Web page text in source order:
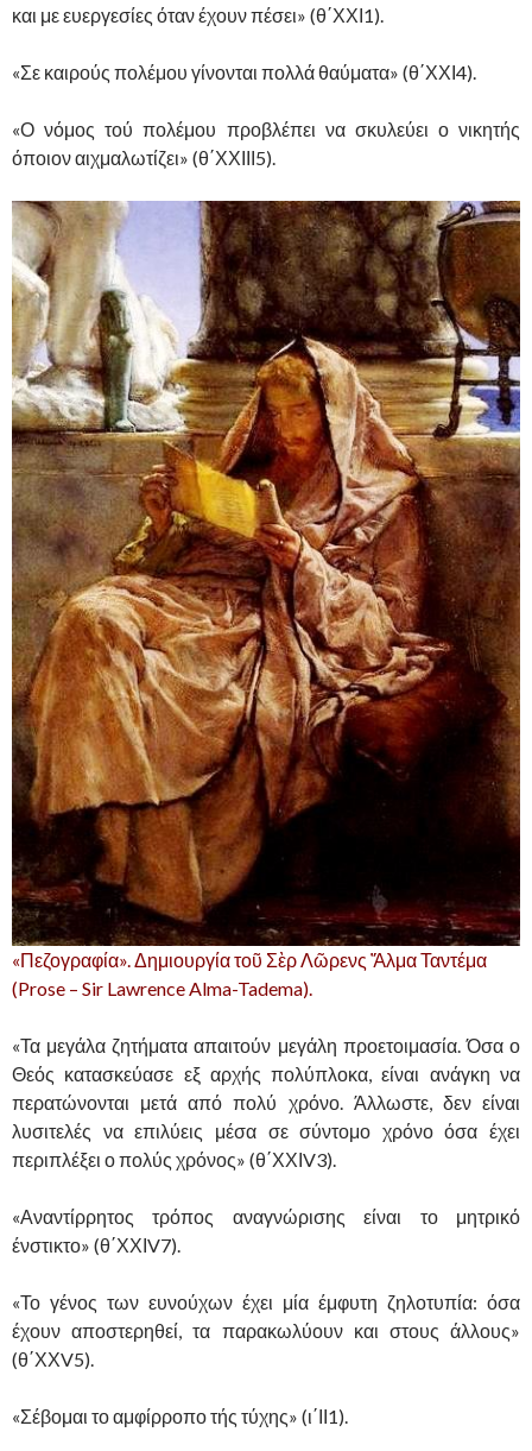
και με ευεργεσίες όταν έχουν πέσει» (θ΄ΧΧΙ1).
«Σε καιρούς πολέμου γίνονται πολλά θαύματα» (θ΄ΧΧΙ4).
«Ο νόμος τού πολέμου προβλέπει να σκυλεύει ο νικητής
όποιον αιχμαλωτίζει» (θ΄ΧΧΙΙΙ5).
«Πεζογραφία». Δημιουργία τοῦ Σὲρ Λῶρενς Ἄλμα Ταντέμα
(Prose – Sir Lawrence Alma-Tadema).
«Τα μεγάλα ζητήματα απαιτούν μεγάλη προετοιμασία. Όσα ο
Θεός κατασκεύασε εξ αρχής πολύπλοκα, είναι ανάγκη να
περατώνονται μετά από πολύ χρόνο. Άλλωστε, δεν είναι
λυσιτελές να επιλύεις μέσα σε σύντομο χρόνο όσα έχει
περιπλέξει ο πολύς χρόνος» (θ΄ΧΧΙV3).
«Αναντίρρητος τρόπος αναγνώρισης είναι το μητρικό
ένστικτο» (θ΄ΧΧΙV7).
«Το γένος των ευνούχων έχει μία έμφυτη ζηλοτυπία: όσα
έχουν αποστερηθεί, τα παρακωλύουν και στους άλλους»
(θ΄ΧΧV5).
«Σέβομαι το αμφίρροπο τής τύχης» (ι΄ΙΙ1).